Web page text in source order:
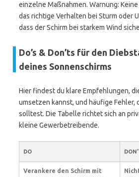
einzelne Maßnahmen. Warnung:
das richtige Verhalten bei Sturm oder
dass der Schirm bei starkem Wind
Do’s & Don’ts für den
deines Sonnenschirms
Hier findest du klare Empfehlungen,
umsetzen kannst, und häufige Fehler,
solltest. Die Tabelle richtet sich an
kleine Gewerbetreibende.
DO
Verankere den Schirm mit